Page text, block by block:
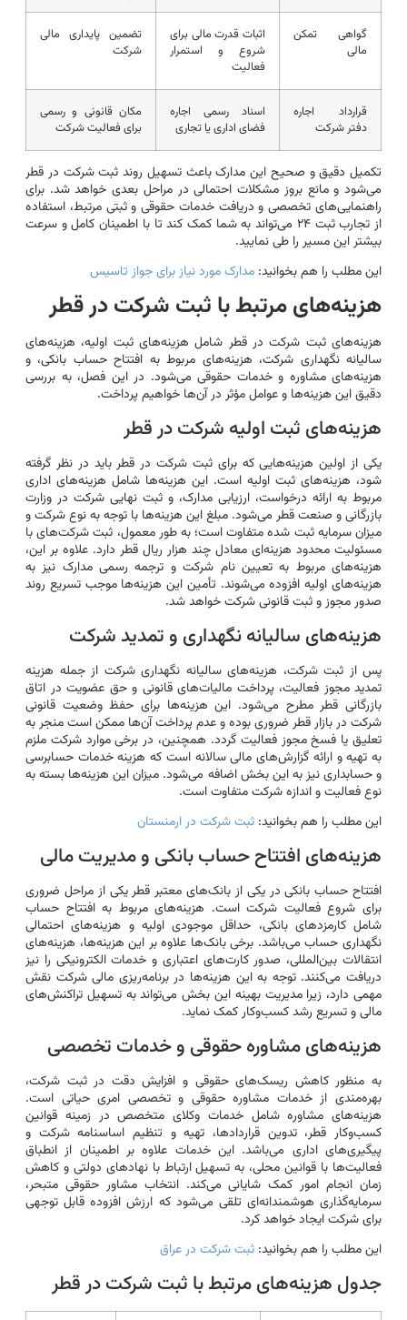
گواهی تمکن
مالی
اثبات قدرت مالی برای
شروع و استمرار
فعالیت
تضمین پایداری مالی
شرکت
قرارداد اجاره
دفتر شرکت
اسناد رسمی اجاره
فضای اداری یا تجاری
مکان قانونی و رسمی
برای فعالیت شرکت
تکمیل دقیق و صحیح این مدارک باعث تسهیل روند ثبت شرکت در قطر
می‌شود و مانع بروز مشکلات احتمالی در مراحل بعدی خواهد شد. برای
راهنمایی‌های تخصصی و دریافت خدمات حقوقی و ثبتی مرتبط، استفاده
از تجارب ثبت ۲۴ می‌تواند به شما کمک کند تا با اطمینان کامل و سرعت
بیشتر این مسیر را طی نمایید.
این مطلب را هم بخوانید: مدارک مورد نیاز برای جواز تاسیس
هزینه‌های مرتبط با ثبت شرکت در قطر
هزینه‌های ثبت شرکت در قطر شامل هزینه‌های ثبت اولیه، هزینه‌های
سالیانه نگهداری شرکت، هزینه‌های مربوط به افتتاح حساب بانکی، و
هزینه‌های مشاوره و خدمات حقوقی می‌شود. در این فصل، به بررسی
دقیق این هزینه‌ها و عوامل مؤثر در آن‌ها خواهیم پرداخت.
هزینه‌های ثبت اولیه شرکت در قطر
یکی از اولین هزینه‌هایی که برای ثبت شرکت در قطر باید در نظر گرفته
شود، هزینه‌های ثبت اولیه است. این هزینه‌ها شامل هزینه‌های اداری
مربوط به ارائه درخواست، ارزیابی مدارک، و ثبت نهایی شرکت در وزارت
بازرگانی و صنعت قطر می‌شود. مبلغ این هزینه‌ها با توجه به نوع شرکت و
میزان سرمایه ثبت شده متفاوت است؛ به طور معمول، ثبت شرکت‌های با
مسئولیت محدود هزینه‌ای معادل چند هزار ریال قطر دارد. علاوه بر این،
هزینه‌های مربوط به تعیین نام شرکت و ترجمه رسمی مدارک نیز به
هزینه‌های اولیه افزوده می‌شوند. تأمین این هزینه‌ها موجب تسریع روند
صدور مجوز و ثبت قانونی شرکت خواهد شد.
هزینه‌های سالیانه نگهداری و تمدید شرکت
پس از ثبت شرکت، هزینه‌های سالیانه نگهداری شرکت از جمله هزینه
تمدید مجوز فعالیت، پرداخت مالیات‌های قانونی و حق عضویت در اتاق
بازرگانی قطر مطرح می‌شود. این هزینه‌ها برای حفظ وضعیت قانونی
شرکت در بازار قطر ضروری بوده و عدم پرداخت آن‌ها ممکن است منجر به
تعلیق یا فسخ مجوز فعالیت گردد. همچنین، در برخی موارد شرکت ملزم
به تهیه و ارائه گزارش‌های مالی سالانه است که هزینه خدمات حسابرسی
و حسابداری نیز به این بخش اضافه می‌شود. میزان این هزینه‌ها بسته به
نوع فعالیت و اندازه شرکت متفاوت است.
این مطلب را هم بخوانید: ثبت شرکت در ارمنستان
هزینه‌های افتتاح حساب بانکی و مدیریت مالی
افتتاح حساب بانکی در یکی از بانک‌های معتبر قطر یکی از مراحل ضروری
برای شروع فعالیت شرکت است. هزینه‌های مربوط به افتتاح حساب
شامل کارمزدهای بانکی، حداقل موجودی اولیه و هزینه‌های احتمالی
نگهداری حساب می‌باشد. برخی بانک‌ها علاوه بر این هزینه‌ها، هزینه‌های
انتقالات بین‌المللی، صدور کارت‌های اعتباری و خدمات الکترونیکی را نیز
دریافت می‌کنند. توجه به این هزینه‌ها در برنامه‌ریزی مالی شرکت نقش
مهمی دارد، زیرا مدیریت بهینه این بخش می‌تواند به تسهیل تراکنش‌های
مالی و تسریع رشد کسب‌وکار کمک نماید.
هزینه‌های مشاوره حقوقی و خدمات تخصصی
به منظور کاهش ریسک‌های حقوقی و افزایش دقت در ثبت شرکت،
بهره‌مندی از خدمات مشاوره حقوقی و تخصصی امری حیاتی است.
هزینه‌های مشاوره شامل خدمات وکلای متخصص در زمینه قوانین
کسب‌وکار قطر، تدوین قراردادها، تهیه و تنظیم اساسنامه شرکت و
پیگیری‌های اداری می‌باشد. این خدمات علاوه بر اطمینان از انطباق
فعالیت‌ها با قوانین محلی، به تسهیل ارتباط با نهادهای دولتی و کاهش
زمان انجام امور کمک شایانی می‌کند. انتخاب مشاور حقوقی متبحر،
سرمایه‌گذاری هوشمندانه‌ای تلقی می‌شود که ارزش افزوده قابل توجهی
برای شرکت ایجاد خواهد کرد.
این مطلب را هم بخوانید: ثبت شرکت در عراق
جدول هزینه‌های مرتبط با ثبت شرکت در قطر